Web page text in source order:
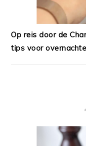
Op reis door de
tips voor